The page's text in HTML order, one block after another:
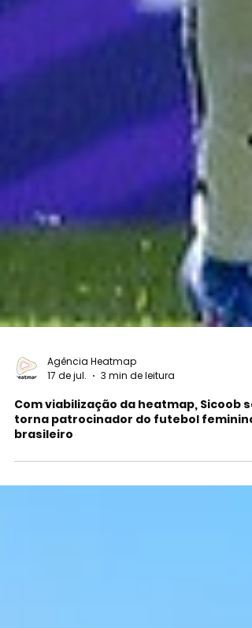
Agência Heatmap
17 de jul.
3 min de leitura
Com viabilização da heatmap, Sicoob se
torna patrocinador do futebol feminino